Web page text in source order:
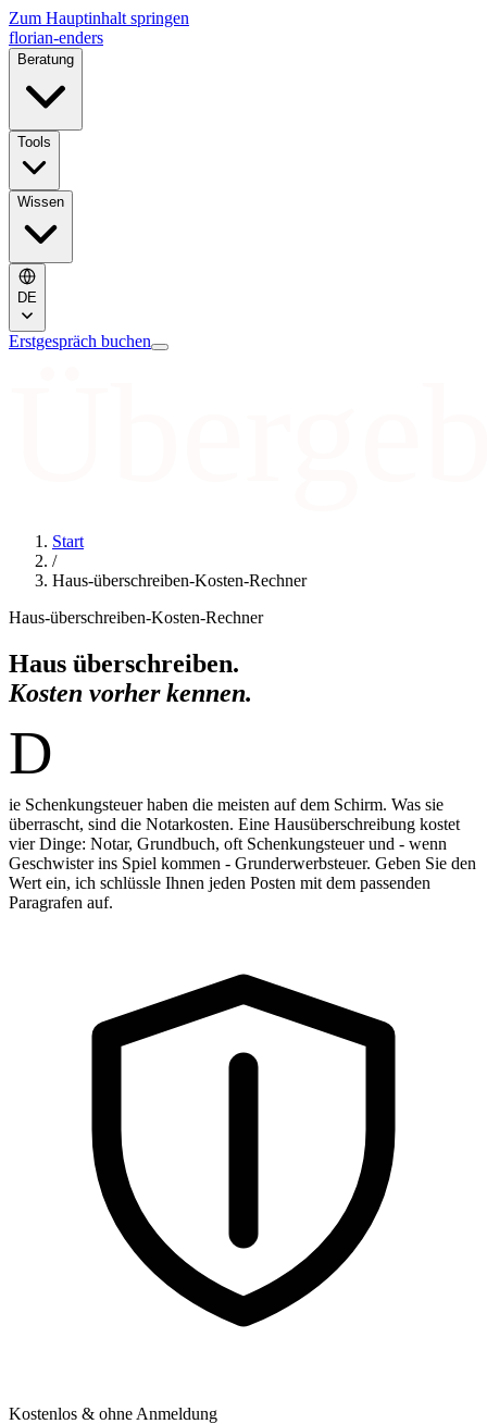
Zum Hauptinhalt springen
florian-enders
Beratung
Tools
Wissen
DE
Erstgespräch buchen
Start
/
Haus-überschreiben-Kosten-Rechner
Haus-überschreiben-Kosten-Rechner
Haus überschreiben.
Kosten vorher kennen.
D
ie Schenkungsteuer haben die meisten auf dem Schirm. Was sie
überrascht, sind die Notarkosten. Eine Hausüberschreibung kostet
vier Dinge: Notar, Grundbuch, oft Schenkungsteuer und - wenn
Geschwister ins Spiel kommen - Grunderwerbsteuer. Geben Sie den
Wert ein, ich schlüssle Ihnen jeden Posten mit dem passenden
Paragrafen auf.
Kostenlos & ohne Anmeldung